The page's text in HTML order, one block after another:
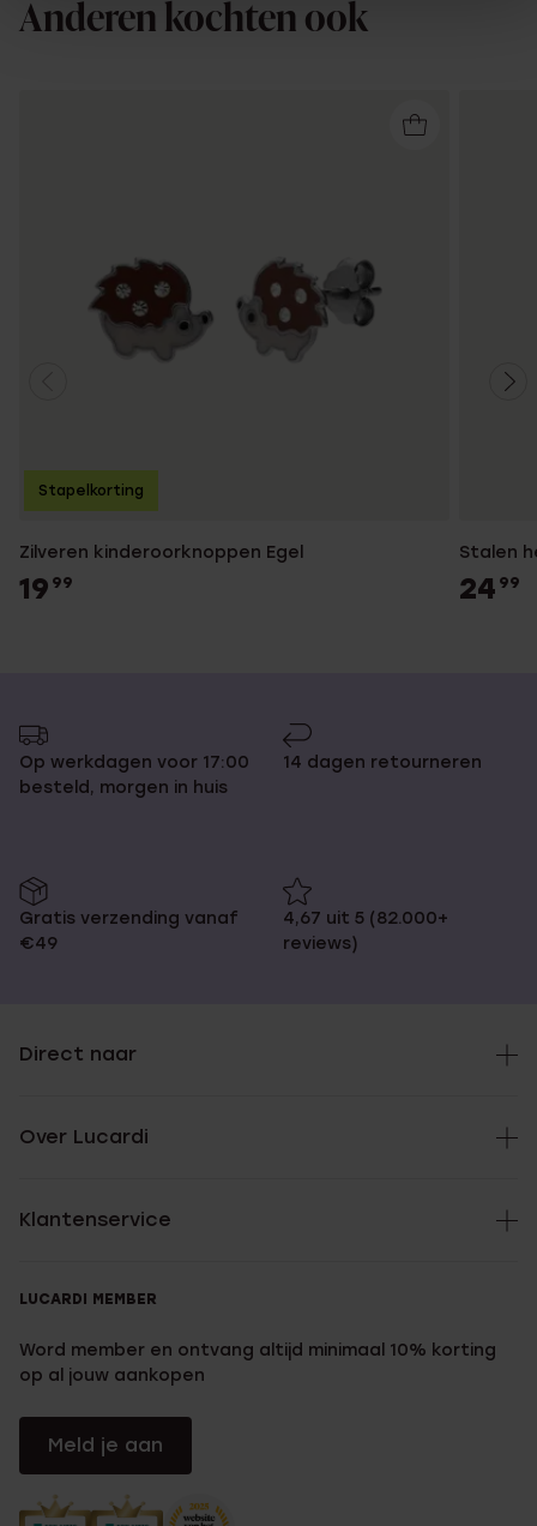
Anderen kochten ook
Zilveren kinderoorknoppen Egel
19 99
Stapelkorting
Stalen
24 99
Op werkdagen voor 17:00
besteld, morgen in huis
14 dagen retourneren
Gratis verzending vanaf
€49
4,67 uit 5 (82.000+
reviews)
Direct naar
Over Lucardi
Klantenservice
LUCARDI MEMBER
Word member en ontvang altijd minimaal 10% korting
op al jouw aankopen
Meld je aan